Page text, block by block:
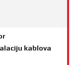
kablova